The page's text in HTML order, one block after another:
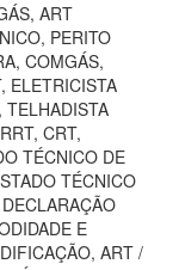
ART
PERITO
COMGÁS,
ELETRICISTA
TELHADISTA
CRT,
TÉCNICO DE
TÉCNICO
E
ART /